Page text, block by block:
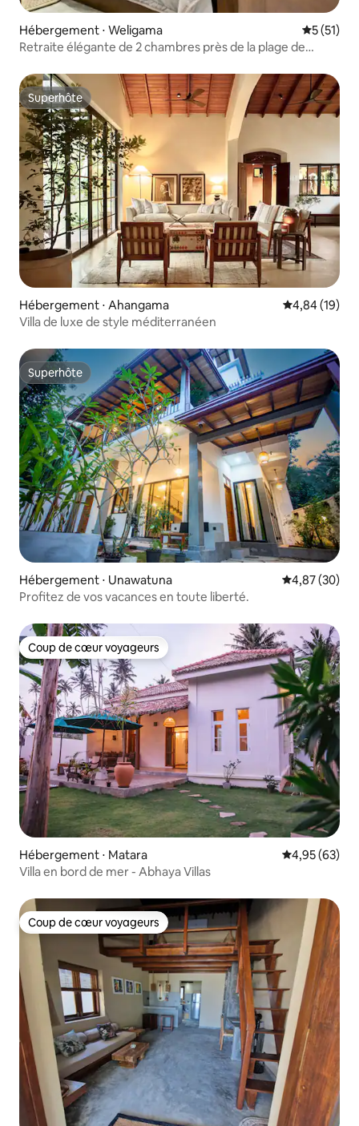
Hébergement ⋅ Weligama
5 (51)
Retraite élégante de 2 chambres près de la plage de
Superhôte
Superhôte
Hébergement ⋅ Ahangama Évaluation
4,84 (19)
Villa de luxe de style méditerranéen
Superhôte
Superhôte
Hébergement ⋅ Unawatuna Évaluation
4,87 (30)
Profitez de vos vacances en toute liberté.
Coup de cœur voyageurs
Coup de cœur voyageurs
Hébergement ⋅ Matara Évaluation
4,95 (63)
Villa en bord de mer - Abhaya Villas
Coup de cœur voyageurs
Coup de cœur voyageurs